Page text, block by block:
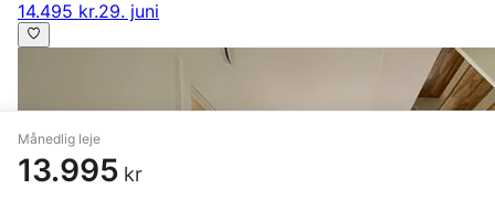
Månedlig leje
13.995 kr
14.495 kr.29. juni